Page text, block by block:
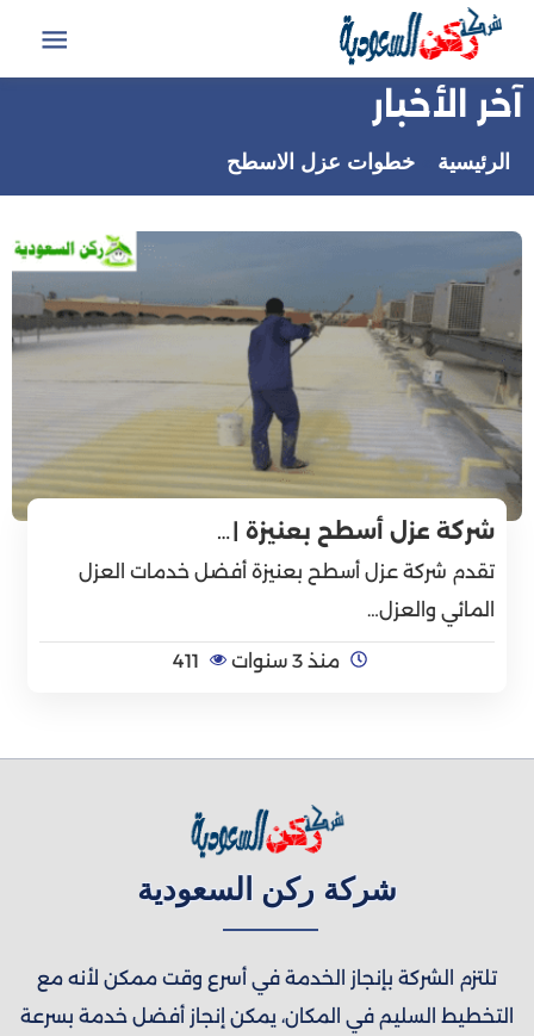
التجاوز
المحتوى
آخر الأخبار
الرئيسية خطوات عزل الاسطح
شركة عزل أسطح بعنيزة |…
تقدم شركة عزل أسطح بعنيزة أفضل خدمات العزل
المائي والعزل…
منذ 3 سنوات 411
شركة ركن السعودية
تلتزم الشركة بإنجاز الخدمة في أسرع وقت ممكن لأنه مع
التخطيط السليم في المكان، يمكن إنجاز أفضل خدمة بسرعة